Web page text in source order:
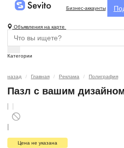
Бизнес-аккаунты
Объявления на карте
Категории
назад Главная Реклама Полиграфия
Пазл с вашим
Цена не указана